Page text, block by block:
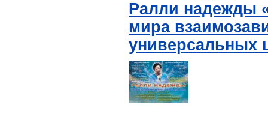
Ралли надежды
мира
универсальных